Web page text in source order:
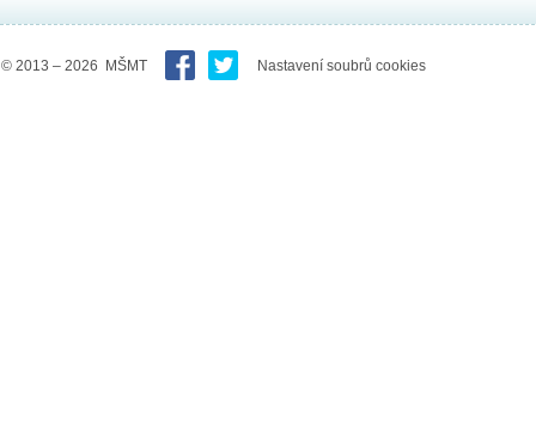
© 2013 – 2026 MŠMT Nastavení soubrů cookies